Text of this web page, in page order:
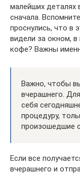
малейших деталях
сначала.
проснулись, что в
видели за окном, в
кофе? Важны
Важно, чтобы
вчерашнего.
себя
процедуру,
произошедшие
Если все
вчерашнего и